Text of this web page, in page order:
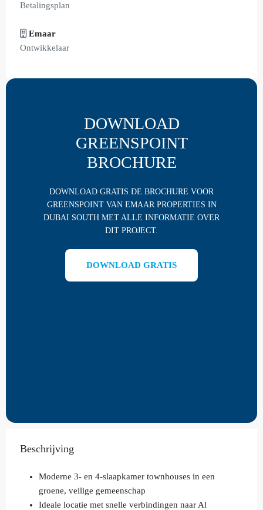
Betalingsplan
Emaar
Ontwikkelaar
DOWNLOAD
GREENSPOINT
BROCHURE
DOWNLOAD GRATIS DE BROCHURE VOOR
GREENSPOINT VAN EMAAR PROPERTIES IN
DUBAI SOUTH MET ALLE INFORMATIE OVER
DIT PROJECT.
DOWNLOAD GRATIS
Beschrijving
Moderne 3- en 4-slaapkamer townhouses in een
groene, veilige gemeenschap
Ideale locatie met snelle verbindingen naar Al